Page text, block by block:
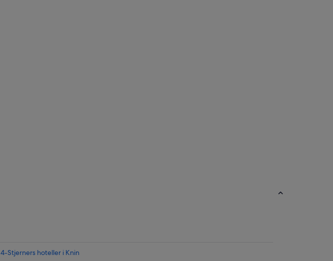
4-Stjerners hoteller i Knin